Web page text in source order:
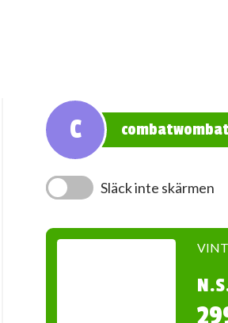
C
Släck inte skärmen